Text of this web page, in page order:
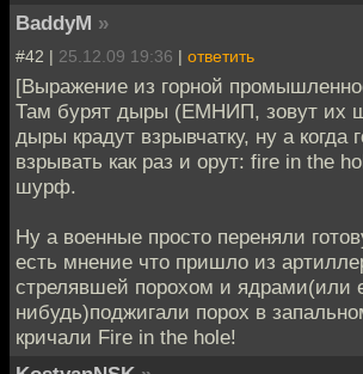
BaddyM »
#42 | 25.12.09 19:36 | ответить
[Выражение из горной
Там бурят дыры (ЕМНИП, зовут их
дыры крадут взрывчатку, ну а когда
взрывать как раз и орут: fire in the
шурф.
Ну а военные просто переняли
есть мнение что пришло из
стрелявшей порохом и ядрами(или
нибудь)поджигали порох в
кричали Fire in the hole!